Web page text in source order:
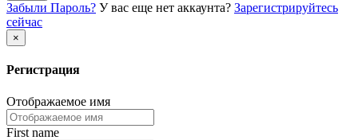
Забыли Пароль? У вас еще нет аккаунта? Зарегистрируйтесь
сейчас
×
Регистрация
Отображаемое имя
First name